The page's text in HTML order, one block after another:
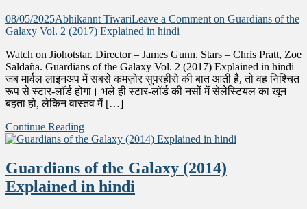
08/05/2025Abhikannt TiwariLeave a Comment on Guardians of the
Galaxy Vol. 2 (2017) Explained in hindi
Watch on Jiohotstar. Director – James Gunn. Stars – Chris Pratt, Zoe
Saldaña. Guardians of the Galaxy Vol. 2 (2017) Explained in hindi
जब मार्वल लाइनअप में सबसे कमज़ोर सुपरहीरो की बात आती है, तो वह निश्चित
रूप से स्टार-लॉर्ड होगा। भले ही स्टार-लॉर्ड की नसों में सेलेस्टियल का खून
बहता हो, लेकिन वास्तव में […]
Continue Reading
Guardians of the Galaxy (2014)
Explained in hindi